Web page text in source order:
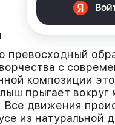
превосходный
с
композиции
прыгает вокруг
Все движения
из натуральной